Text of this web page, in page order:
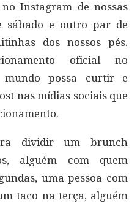
Instagram de nossas
sábado e outro par de
dos nossos pés.
oficial no
mundo possa curtir e
nas mídias sociais que
dividir um brunch
alguém com quem
uma pessoa com
taco na terça, alguém